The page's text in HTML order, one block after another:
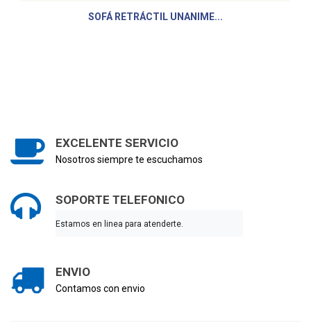
SOFÁ RETRÁCTIL UNANIME...
EXCELENTE SERVICIO
Nosotros siempre te escuchamos
SOPORTE TELEFONICO
Estamos en linea para atenderte.
ENVIO
Contamos con envio